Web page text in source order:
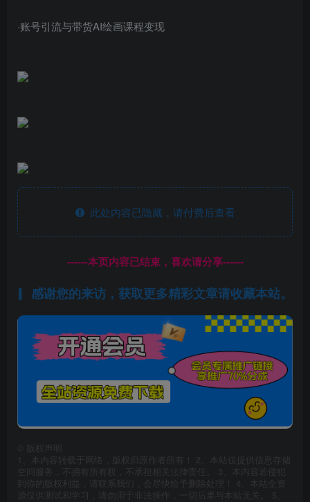
·账号引流与带货AI绘画课程变现
此处内容已隐藏，请付费后查看
------本页内容已结束，喜欢请分享------
感谢您的来访，获取更多精彩文章请收藏本站。
版权声明
1、本内容转载于网络，版权归原作者所有！ 2、本站仅提供信息存储
空间服务，不拥有所有权，不承担相关法律责任。 3、本内容若侵犯
到你的版权利益，请联系我们，会尽快给予删除处理！ 4、本站全资
源仅供测试和学习，请勿用于非法操作，一切后果与本站无关。 5、